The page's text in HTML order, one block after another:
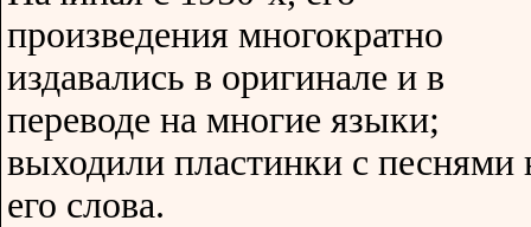
произведения многократно
издавались в оригинале и в
переводе на многие языки;
выходили пластинки с песнями
его слова.